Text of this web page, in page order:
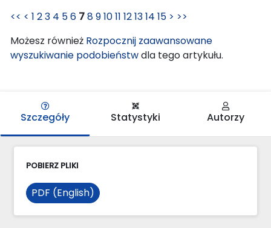
<< < 1 23 4 56 7891011 121314 15 > >>
Możesz również Rozpocznij zaawansowane
wyszukiwanie podobieństwdla tego artykułu.
Szczegóły Statystyki Autorzy
POBIERZ PLIKI
PDF (English)